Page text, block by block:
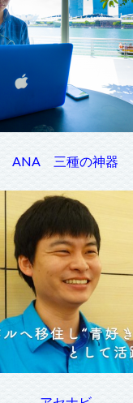
ANA 三種の神器